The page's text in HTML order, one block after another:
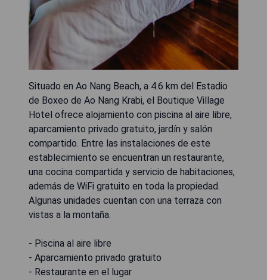
Situado en Ao Nang Beach, a 4.6 km del Estadio
de Boxeo de Ao Nang Krabi, el Boutique Village
Hotel ofrece alojamiento con piscina al aire libre,
aparcamiento privado gratuito, jardín y salón
compartido. Entre las instalaciones de este
establecimiento se encuentran un restaurante,
una cocina compartida y servicio de habitaciones,
además de WiFi gratuito en toda la propiedad.
Algunas unidades cuentan con una terraza con
vistas a la montaña.
- Piscina al aire libre
- Aparcamiento privado gratuito
- Restaurante en el lugar